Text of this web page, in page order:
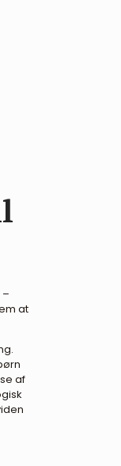
at
af